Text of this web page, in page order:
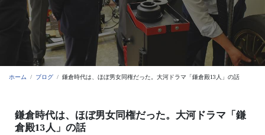
ホーム ブログ 鎌倉時代は、ほぼ男女同権だった。大河ドラマ「鎌倉殿13人」の話
鎌倉時代は、ほぼ男女同権だった。大河ドラマ「鎌
倉殿13人」の話